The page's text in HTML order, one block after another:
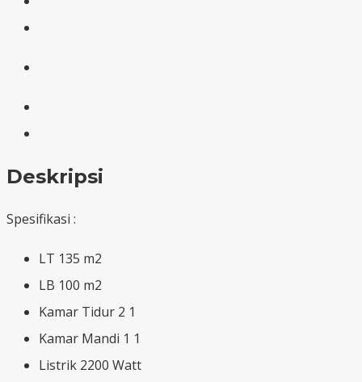
Deskripsi
Spesifikasi :
LT 135 m2
LB 100 m2
Kamar Tidur 2 1
Kamar Mandi 1 1
Listrik 2200 Watt